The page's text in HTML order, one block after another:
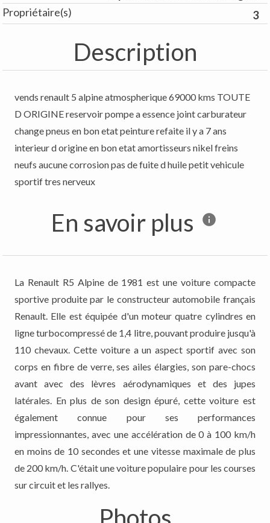
Propriétaire(s)
3
Description
vends renault 5 alpine atmospherique 69000 kms TOUTE
D ORIGINE reservoir pompe a essence joint carburateur
change pneus en bon etat peinture refaite il y a 7 ans
interieur d origine en bon etat amortisseurs nikel freins
neufs aucune corrosion pas de fuite d huile petit vehicule
sportif tres nerveux
En savoir plus
La Renault R5 Alpine de 1981 est une voiture compacte
sportive produite par le constructeur automobile français
Renault. Elle est équipée d'un moteur quatre cylindres en
ligne turbocompressé de 1,4 litre, pouvant produire jusqu'à
110 chevaux. Cette voiture a un aspect sportif avec son
corps en fibre de verre, ses ailes élargies, son pare-chocs
avant avec des lèvres aérodynamiques et des jupes
latérales. En plus de son design épuré, cette voiture est
également connue pour ses performances
impressionnantes, avec une accélération de 0 à 100 km/h
en moins de 10 secondes et une vitesse maximale de plus
de 200 km/h. C'était une voiture populaire pour les courses
sur circuit et les rallyes.